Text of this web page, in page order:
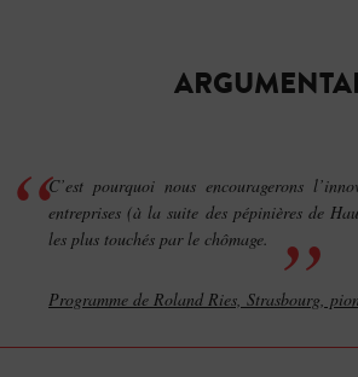
C’est pourquoi nous encouragerons
entreprises (à la suite des pépinières de
les plus touchés par le chômage.
Programme de Roland Ries, Strasbourg,